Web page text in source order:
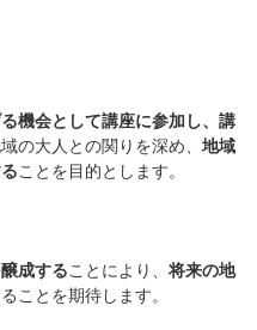
機会として講座に参加し、講
の大人との関りを深め、 地域
ことを目的とします。
成することにより、 将来の地
ことを期待します。